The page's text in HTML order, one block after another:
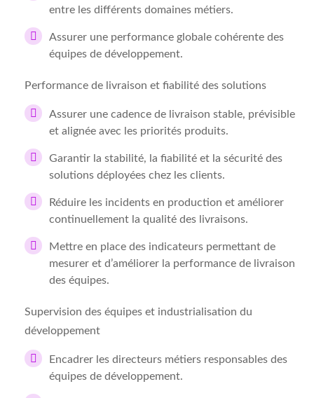
entre les différents domaines métiers.
Assurer une performance globale cohérente des
équipes de développement.
Performance de livraison et fiabilité des solutions
Assurer une cadence de livraison stable, prévisible
et alignée avec les priorités produits.
Garantir la stabilité, la fiabilité et la sécurité des
solutions déployées chez les clients.
Réduire les incidents en production et améliorer
continuellement la qualité des livraisons.
Mettre en place des indicateurs permettant de
mesurer et d’améliorer la performance de livraison
des équipes.
Supervision des équipes et industrialisation du
développement
Encadrer les directeurs métiers responsables des
équipes de développement.